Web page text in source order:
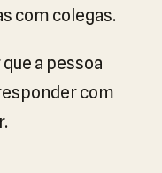
com colegas.
a pessoa
com